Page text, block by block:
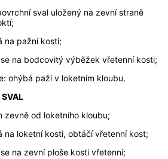
sval uložený na zevní straně
na pažní kosti;
na bodcovitý výběžek vřetenní kosti;
ohýbá paži v loketním kloubu.
zevně od loketního kloubu;
na loketní kosti, obtáčí vřetenní kost;
na zevní ploše kosti vřetenní;